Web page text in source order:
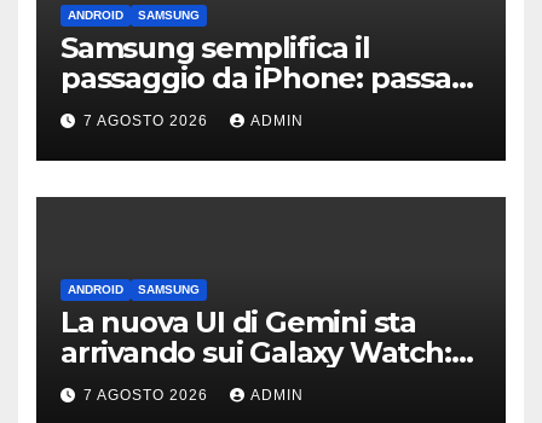
ANDROID SAMSUNG
Samsung semplifica il
passaggio da iPhone: passa
WhatsApp e c’è l’assistenza
7 AGOSTO 2026 ADMIN
ANDROID SAMSUNG
La nuova UI di Gemini sta
arrivando sui Galaxy Watch:
primi avvistamenti
7 AGOSTO 2026 ADMIN